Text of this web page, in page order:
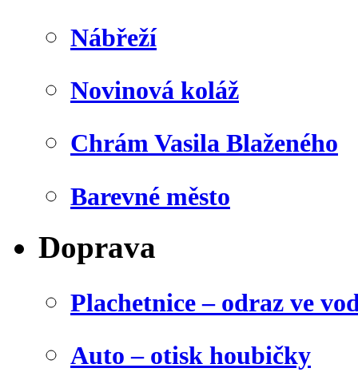
Nábřeží
Novinová koláž
Chrám Vasila Blaženého
Barevné město
Doprava
Plachetnice – odraz ve
Auto – otisk houbičky